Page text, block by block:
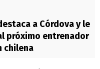
a Córdova y le
próximo entrenador
chilena